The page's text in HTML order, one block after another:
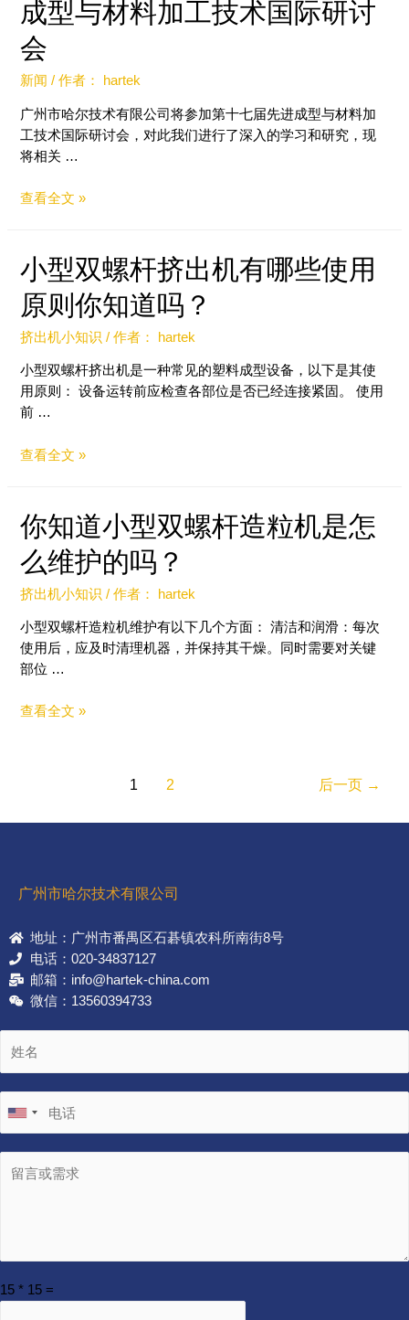
成型与材料加工技术国际研讨
会
新闻 / 作者： hartek
广州市哈尔技术有限公司将参加第十七届先进成型与材料加
工技术国际研讨会，对此我们进行了深入的学习和研究，现
将相关 …
查看全文 »
小型双螺杆挤出机有哪些使用
原则你知道吗？
挤出机小知识 / 作者： hartek
小型双螺杆挤出机是一种常见的塑料成型设备，以下是其使
用原则： 设备运转前应检查各部位是否已经连接紧固。 使用
前 …
查看全文 »
你知道小型双螺杆造粒机是怎
么维护的吗？
挤出机小知识 / 作者： hartek
小型双螺杆造粒机维护有以下几个方面： 清洁和润滑：每次
使用后，应及时清理机器，并保持其干燥。同时需要对关键
部位 …
查看全文 »
1 2 后一页 →
广州市哈尔技术有限公司
地址：广州市番禺区石碁镇农科所南街8号
电话：020-34837127
邮箱：info@hartek-china.com
微信：13560394733
15 * 15 =